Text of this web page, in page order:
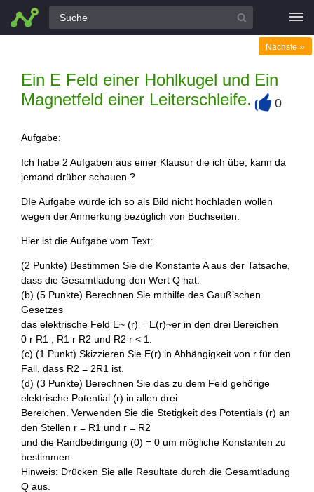
Alle Fragen
Ein E Feld einer Hohlkugel und Ein
Magnetfeld einer Leiterschleife.
Nächste »
0
Aufgabe:
Ich habe 2 Aufgaben aus einer Klausur die ich übe, kann da
jemand drüber schauen ?
DIe Aufgabe würde ich so als Bild nicht hochladen wollen
wegen der Anmerkung bezüglich von Buchseiten.
Hier ist die Aufgabe vom Text:
(2 Punkte) Bestimmen Sie die Konstante A aus der Tatsache,
dass die Gesamtladung den Wert Q hat.
(b) (5 Punkte) Berechnen Sie mithilfe des Gauß’schen
Gesetzes
das elektrische Feld E~ (r) = E(r)~er in den drei Bereichen
0 r R1 , R1 r R2 und R2 r < 1.
(c) (1 Punkt) Skizzieren Sie E(r) in Abhängigkeit von r für den
Fall, dass R2 = 2R1 ist.
(d) (3 Punkte) Berechnen Sie das zu dem Feld gehörige
elektrische Potential (r) in allen drei
Bereichen. Verwenden Sie die Stetigkeit des Potentials (r) an
den Stellen r = R1 und r = R2
und die Randbedingung (0) = 0 um mögliche Konstanten zu
bestimmen.
Hinweis: Drücken Sie alle Resultate durch die Gesamtladung
Q aus.